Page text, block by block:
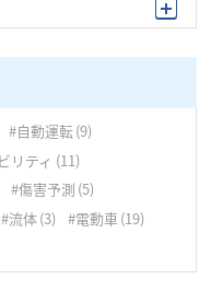
#自動運転(9)
リティ (11)
#傷害予測 (5)
#流体(3) #電動車(19)